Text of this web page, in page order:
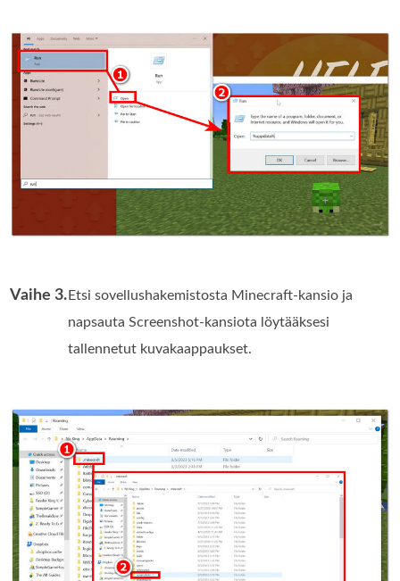
Vaihe 3. Etsi sovellushakemistosta Minecraft-kansio ja
napsauta Screenshot-kansiota löytääksesi
tallennetut kuvakaappaukset.